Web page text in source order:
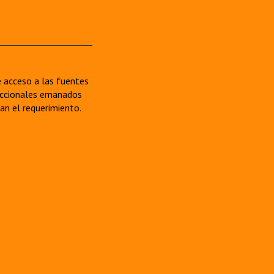
acceso a las fuentes
emanados
el requerimiento.